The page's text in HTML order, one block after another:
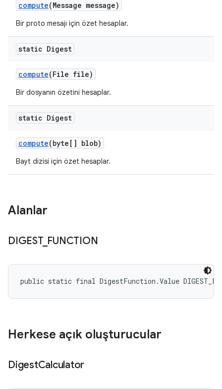
compute(Message message)
Bir proto mesajı için özet hesaplar.
static Digest
compute(File file)
Bir dosyanın özetini hesaplar.
static Digest
compute(byte[] blob)
Bayt dizisi için özet hesaplar.
Alanlar
DIGEST_ FUNCTION
public static final DigestFunction.Value
Herkese açık oluşturucular
DigestCalculator